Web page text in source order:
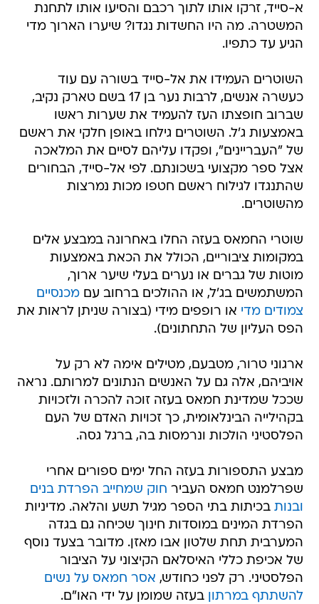
א-סייד, זרקו אותו לתוך רכבם והסיעו אותו לתחנת
המשטרה. מה היו החשדות נגדו? שיערו הארוך מדי
הגיע עד כתפיו.
השוטרים העמידו את אל-סייד בשורה עם עוד
כעשרה אנשים, לרבות נער בן 17 בשם טארק נקיב,
שברוב חופצתו העז להעמיד את שערות ראשו
באמצעות ג'ל. השוטרים גילחו באופן חלקי את ראשם
של "העבריינים", ופקדו עליהם לסיים את המלאכה
אצל ספר מקצועי בשכונתם. לפי אל-סייד, הבחורים
שהתנגדו לגילוח ראשם חטפו מכות נמרצות
מהשוטרים.
שוטרי החמאס בעזה החלו באחרונה במבצע אלים
במקומות ציבוריים, הכולל את הכאת באמצעות
מוטות של גברים או נערים בעלי שיער ארוך,
המשתמשים בג'ל, או ההולכים ברחוב עםמכנסיים
צמודים מדי או רופפים מידי (בצורה שניתן לראות את
הפס העליון של התחתונים).
ארגוני טרור, מטבעם, מטילים אימה לא רק על
אויביהם, אלה גם על האנשים הנתונים למרותם. נראה
שככל שמדינת חמאס בעזה זוכה להכרה ולזכויות
בקהילייה הבינלאומית, כך זכויות האדם של העם
הפלסטיני הולכות ונרמסות בה, ברגל גסה.
מבצע התספורות בעזה החל ימים ספורים אחרי
שפרלמנט חמאס העביר חוק שמחייב הפרדת בנים
ובנות בכיתות בתי הספר מגיל תשע והלאה. מדיניות
הפרדת המינים במוסדות חינוך שכיחה גם בגדה
המערבית תחת שלטון אבו מאזן. מדובר בצעד נוסף
של אכיפת כללי האיסלאם הקיצוני על הציבור
הפלסטיני. רק לפני כחודש, אסר חמאס על נשים
להשתתף במרתון בעזה שמומן על ידי האו"ם.